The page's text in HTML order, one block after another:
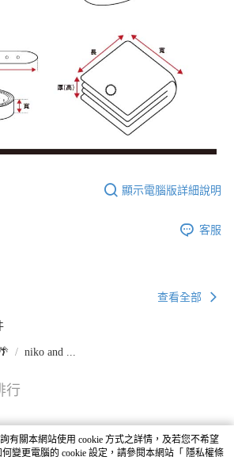
顯示電腦版詳細說明
客服
查看全部
niko and ...
行
有關本網站使用 cookie 方式之詳情，及若您不希望
變更電腦的 cookie 設定，請參閱本網站「 隱私權條